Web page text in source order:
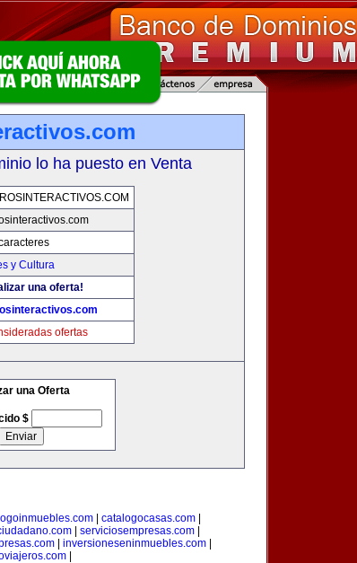
lo ha puesto en Venta
y Cultura
una oferta!
ofertas
una Oferta
$
catalogocasas.com
| serviciosempresas.com|
| inversioneseninmuebles.com|
|